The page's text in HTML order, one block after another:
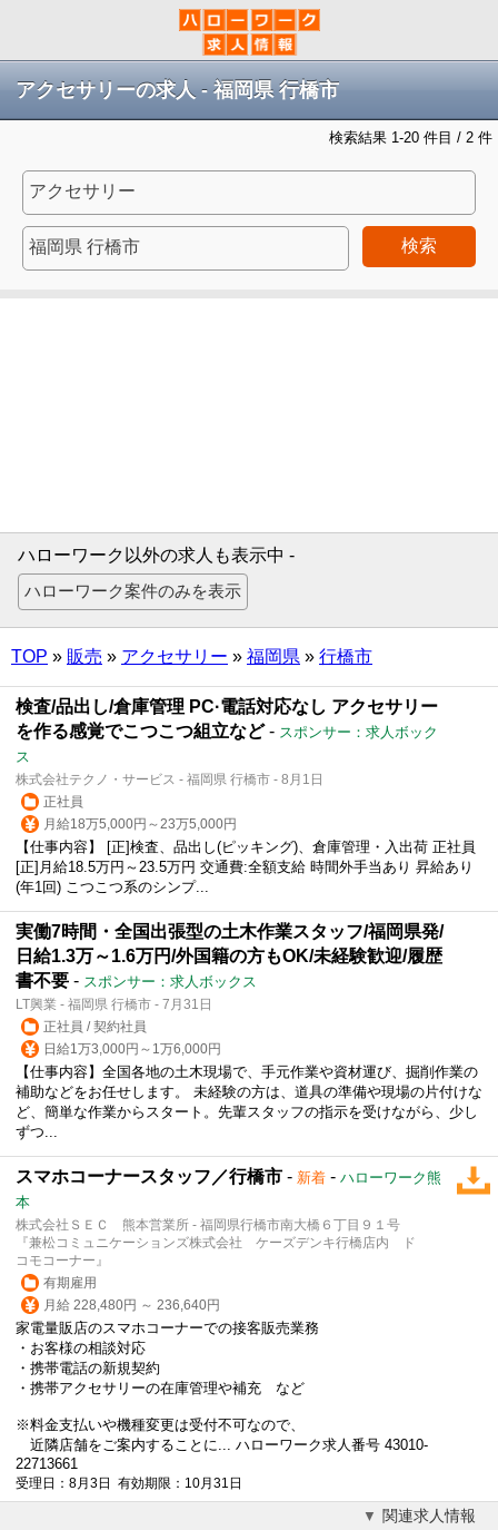
アクセサリーの求人 - 福岡県 行橋市
検索結果 1-20 件目 / 2 件
検索
ハローワーク以外の求人も表示中 -
TOP » 販売 » アクセサリー » 福岡県 » 行橋市
検査/品出し/倉庫管理 PC·電話対応なし アクセサリー
を作る感覚でこつこつ組立など- スポンサー：求人ボック
ス
株式会社テクノ・サービス - 福岡県 行橋市 - 8月1日
正社員
月給18万5,000円～23万5,000円
【仕事内容】 [正]検査、品出し(ピッキング)、倉庫管理・入出荷 正社員
[正]月給18.5万円～23.5万円 交通費:全額支給 時間外手当あり 昇給あり
(年1回) こつこつ系のシンプ...
実働7時間・全国出張型の土木作業スタッフ/福岡県発/
日給1.3万～1.6万円/外国籍の方もOK/未経験歓迎/履歴
書不要 - スポンサー：求人ボックス
LT興業 - 福岡県 行橋市 - 7月31日
正社員 / 契約社員
日給1万3,000円～1万6,000円
【仕事内容】全国各地の土木現場で、手元作業や資材運び、掘削作業の
補助などをお任せします。 未経験の方は、道具の準備や現場の片付けな
ど、簡単な作業からスタート。先輩スタッフの指示を受けながら、少し
ずつ...
スマホコーナースタッフ／行橋市 - 新着 - ハローワーク熊
本
株式会社ＳＥＣ 熊本営業所 - 福岡県行橋市南大橋６丁目９１号
『兼松コミュニケーションズ株式会社 ケーズデンキ行橋店内 ド
コモコーナー』
有期雇用
月給 228,480円 ～ 236,640円
家電量販店のスマホコーナーでの接客販売業務
・お客様の相談対応
・携帯電話の新規契約
・携帯アクセサリーの在庫管理や補充 など
※料金支払いや機種変更は受付不可なので、
近隣店舗をご案内することに... ハローワーク求人番号 43010-
22713661
受理日：8月3日 有効期限：10月31日
関連求人情報